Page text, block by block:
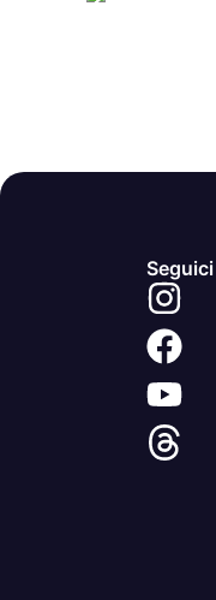
Seguici